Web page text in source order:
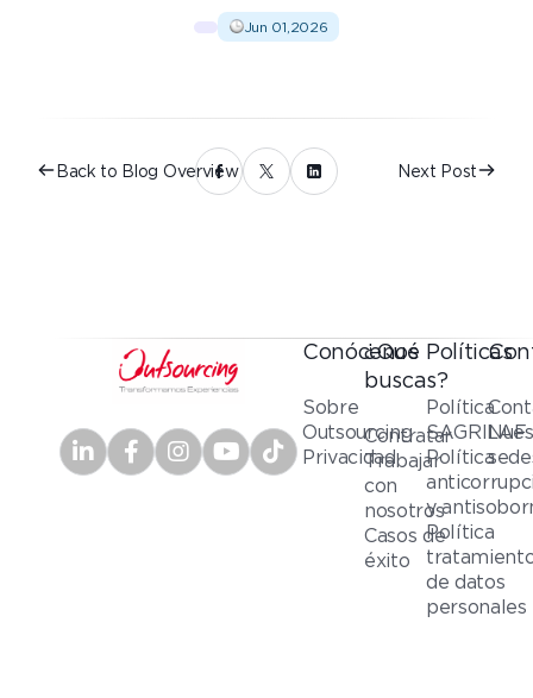
Jun 01,2026
Back to Blog Overview Next Post
Conócenos
Sobre
Outsourcing
Privacidad
¿Qué
buscas?
Contratar
Trabajar
con
nosotros
Casos de
éxito
Políticas
Política
SAGRILAF
Política
y
Política
de datos
personales